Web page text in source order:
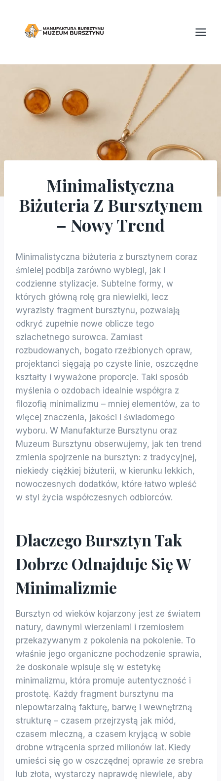
BLOG
Minimalistyczna
Biżuteria Z Bursztynem
– Nowy Trend
Minimalistyczna biżuteria z bursztynem coraz
śmielej podbija zarówno wybiegi, jak i
codzienne stylizacje. Subtelne formy, w
których główną rolę gra niewielki, lecz
wyrazisty fragment bursztynu, pozwalają
odkryć zupełnie nowe oblicze tego
szlachetnego surowca. Zamiast
rozbudowanych, bogato rzeźbionych opraw,
projektanci sięgają po czyste linie, oszczędne
kształty i wyważone proporcje. Taki sposób
myślenia o ozdobach idealnie współgra z
filozofią minimalizmu – mniej elementów, za to
więcej znaczenia, jakości i świadomego
wyboru. W Manufakturze Bursztynu oraz
Muzeum Bursztynu obserwujemy, jak ten trend
zmienia spojrzenie na bursztyn: z tradycyjnej,
niekiedy ciężkiej biżuterii, w kierunku lekkich,
nowoczesnych dodatków, które łatwo wpleść
w styl życia współczesnych odbiorców.
Dlaczego Bursztyn Tak
Dobrze Odnajduje Się W
Minimalizmie
Bursztyn od wieków kojarzony jest ze światem
natury, dawnymi wierzeniami i rzemiosłem
przekazywanym z pokolenia na pokolenie. To
właśnie jego organiczne pochodzenie sprawia,
że doskonale wpisuje się w estetykę
minimalizmu, która promuje autentyczność i
prostotę. Każdy fragment bursztynu ma
niepowtarzalną fakturę, barwę i wewnętrzną
strukturę – czasem przejrzystą jak miód,
czasem mleczną, a czasem kryjącą w sobie
drobne wtrącenia sprzed milionów lat. Kiedy
umieści się go w oszczędnej oprawie ze srebra
lub złota, wystarczy naprawdę niewiele, aby